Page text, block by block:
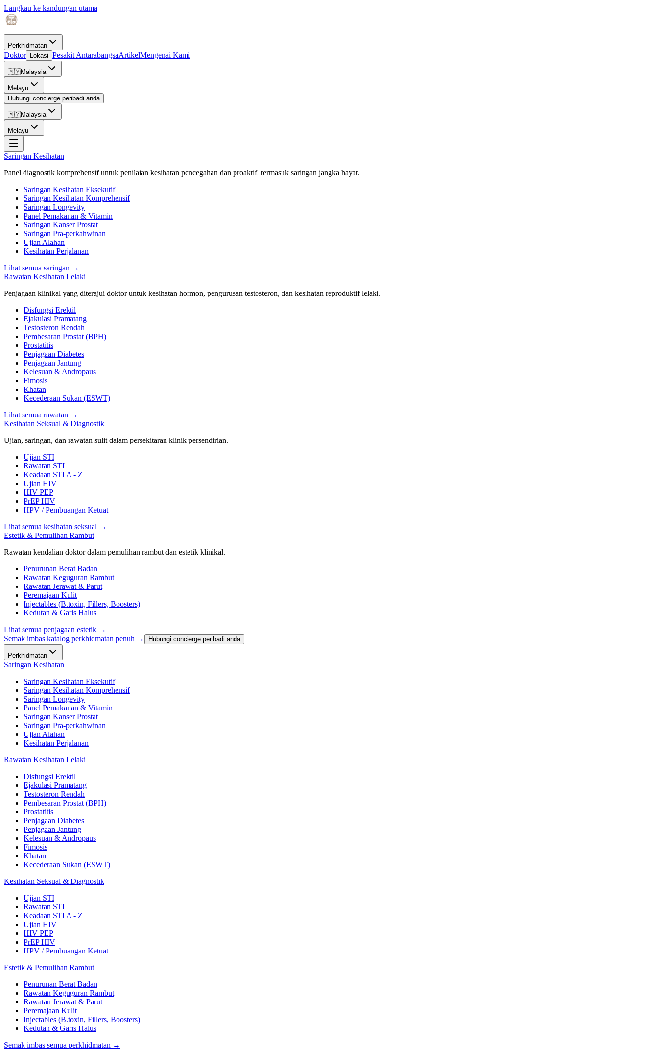
Langkau ke kandungan utama
Perkhidmatan
Doktor Lokasi Pesakit AntarabangsaArtikelMengenai Kami
🇲🇾Malaysia
Melayu
Hubungi concierge peribadi anda
🇲🇾Malaysia
Melayu
Saringan Kesihatan
Panel diagnostik komprehensif untuk penilaian kesihatan pencegahan dan proaktif, termasuk saringan jangka hayat.
Saringan Kesihatan Eksekutif
Saringan Kesihatan Komprehensif
Saringan Longevity
Panel Pemakanan & Vitamin
Saringan Kanser Prostat
Saringan Pra-perkahwinan
Ujian Alahan
Kesihatan Perjalanan
Lihat semua saringan →
Rawatan Kesihatan Lelaki
Penjagaan klinikal yang diterajui doktor untuk kesihatan hormon, pengurusan testosteron, dan kesihatan reproduktif lelaki.
Disfungsi Erektil
Ejakulasi Pramatang
Testosteron Rendah
Pembesaran Prostat (BPH)
Prostatitis
Penjagaan Diabetes
Penjagaan Jantung
Kelesuan & Andropaus
Fimosis
Khatan
Kecederaan Sukan (ESWT)
Lihat semua rawatan →
Kesihatan Seksual & Diagnostik
Ujian, saringan, dan rawatan sulit dalam persekitaran klinik persendirian.
Ujian STI
Rawatan STI
Keadaan STI A - Z
Ujian HIV
HIV PEP
PrEP HIV
HPV / Pembuangan Ketuat
Lihat semua kesihatan seksual →
Estetik & Pemulihan Rambut
Rawatan kendalian doktor dalam pemulihan rambut dan estetik klinikal.
Penurunan Berat Badan
Rawatan Keguguran Rambut
Rawatan Jerawat & Parut
Peremajaan Kulit
Injectables (B.toxin, Fillers, Boosters)
Kedutan & Garis Halus
Lihat semua penjagaan estetik →
Semak imbas katalog perkhidmatan penuh →
Hubungi concierge peribadi anda
Perkhidmatan
Saringan Kesihatan
Saringan Kesihatan Eksekutif
Saringan Kesihatan Komprehensif
Saringan Longevity
Panel Pemakanan & Vitamin
Saringan Kanser Prostat
Saringan Pra-perkahwinan
Ujian Alahan
Kesihatan Perjalanan
Rawatan Kesihatan Lelaki
Disfungsi Erektil
Ejakulasi Pramatang
Testosteron Rendah
Pembesaran Prostat (BPH)
Prostatitis
Penjagaan Diabetes
Penjagaan Jantung
Kelesuan & Andropaus
Fimosis
Khatan
Kecederaan Sukan (ESWT)
Kesihatan Seksual & Diagnostik
Ujian STI
Rawatan STI
Keadaan STI A - Z
Ujian HIV
HIV PEP
PrEP HIV
HPV / Pembuangan Ketuat
Estetik & Pemulihan Rambut
Penurunan Berat Badan
Rawatan Keguguran Rambut
Rawatan Jerawat & Parut
Peremajaan Kulit
Injectables (B.toxin, Fillers, Boosters)
Kedutan & Garis Halus
Semak imbas semua perkhidmatan →